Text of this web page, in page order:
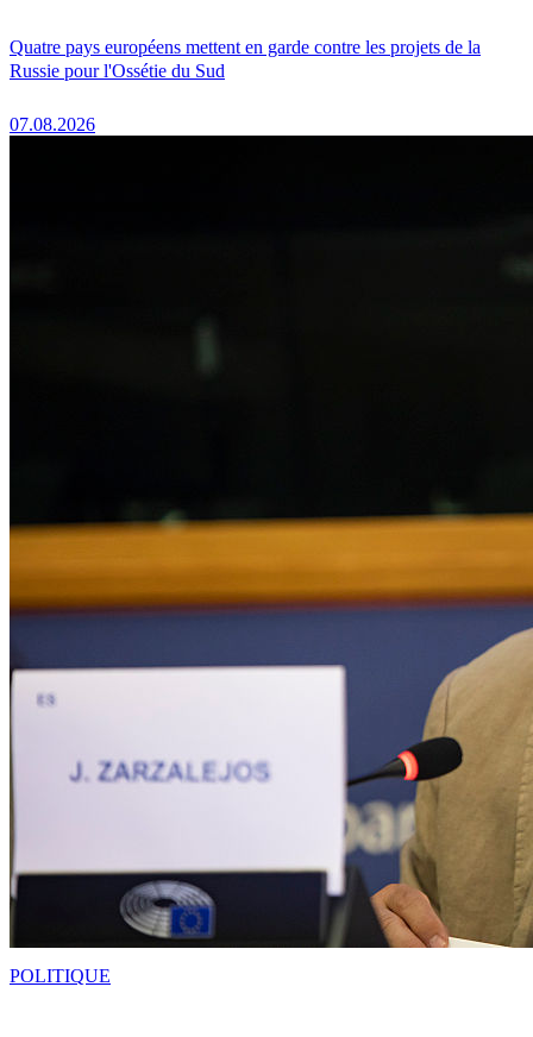
Quatre pays européens mettent en garde contre les projets de la
Russie pour l'Ossétie du Sud
07.08.2026
POLITIQUE